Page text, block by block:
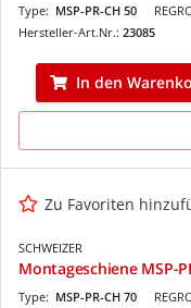
Type: MSP-PR-CH 50
Hersteller-Art.Nr.: 23085
In den
Zu Favoriten
SCHWEIZER
Montageschiene MSP-
Type: MSP-PR-CH 70